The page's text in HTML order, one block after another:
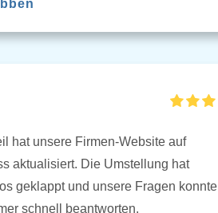
hat unsere Firmen-Website auf
aktualisiert. Die Umstellung hat
geklappt und unsere Fragen konnte
schnell beantworten.